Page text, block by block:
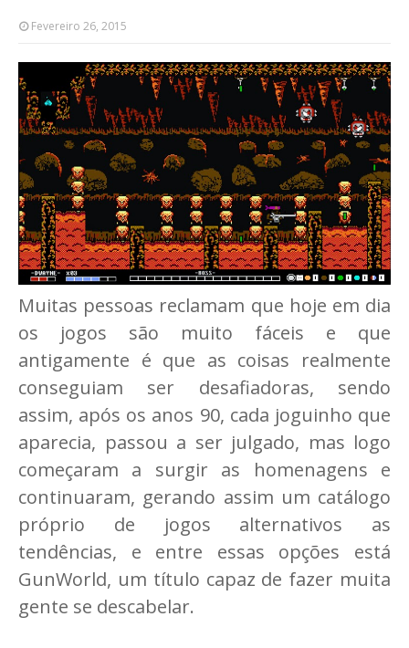
Fevereiro 26, 2015
Muitas pessoas reclamam que hoje em dia
os jogos são muito fáceis e que
antigamente é que as coisas realmente
conseguiam ser desafiadoras, sendo
assim, após os anos 90, cada joguinho que
aparecia, passou a ser julgado, mas logo
começaram a surgir as homenagens e
continuaram, gerando assim um catálogo
próprio de jogos alternativos as
tendências, e entre essas opções está
GunWorld, um título capaz de fazer muita
gente se descabelar.